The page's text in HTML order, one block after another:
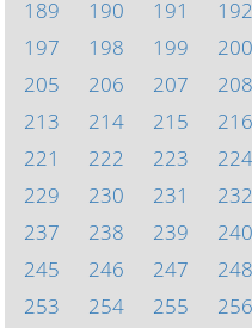
189
190 191 192
197
198 199 200
205
206 207 208
213
214 215 216
221
222 223 224
229
230 231 232
237
238 239 240
245
246 247 248
253
254 255 256